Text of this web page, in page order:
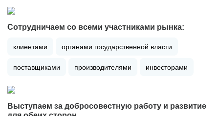
Сотрудничаем со всеми участниками рынка:
клиентами органами государственной власти
поставщиками производителями инвесторами
Выступаем за добросовестную работу и развитие